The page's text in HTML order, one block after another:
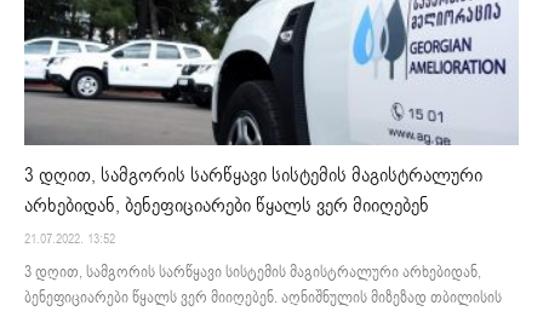
3 დღით, სამგორის სარწყავი სისტემის მაგისტრალური
არხებიდან, ბენეფიციარები წყალს ვერ მიიღებენ
21.07.2022. 13:52
3 დღით, სამგორის სარწყავი სისტემის მაგისტრალური არხებიდან,
ბენეფიციარები წყალს ვერ მიიღებენ. აღნიშნულის მიზეზად თბილისის